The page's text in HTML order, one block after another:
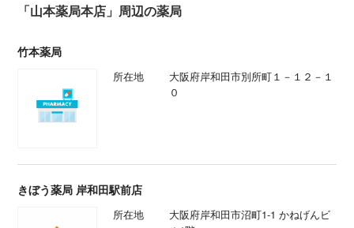
「山本薬局本店」周辺の薬局
竹本薬局
所在地
大阪府岸和田市別所町１－１２－１
０
きぼう薬局 岸和田駅前店
所在地
大阪府岸和田市沼町1-1 かねげんビ